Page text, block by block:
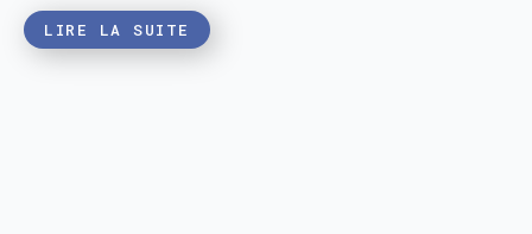
LIRE LA SUITE